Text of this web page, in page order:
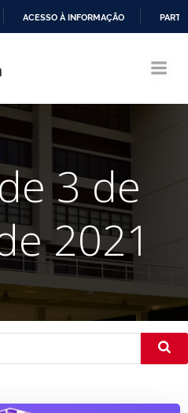
CONTEÚDO
ACESSO À INFORMAÇÃO
3 de
2021